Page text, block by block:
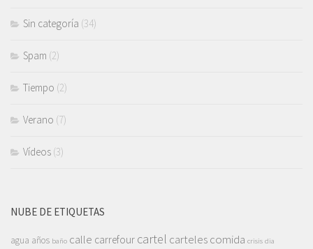
Sin categoría (34)
Spam (2)
Tiempo (2)
Verano (7)
Vídeos (3)
NUBE DE ETIQUETAS
agua años baño calle carrefour cartel cartelescomida crisis dia